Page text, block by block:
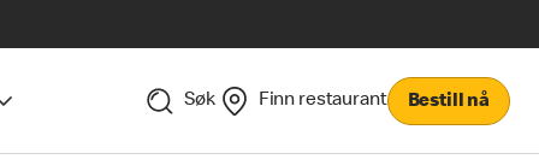
Søk Finn restaurant Bestill nå